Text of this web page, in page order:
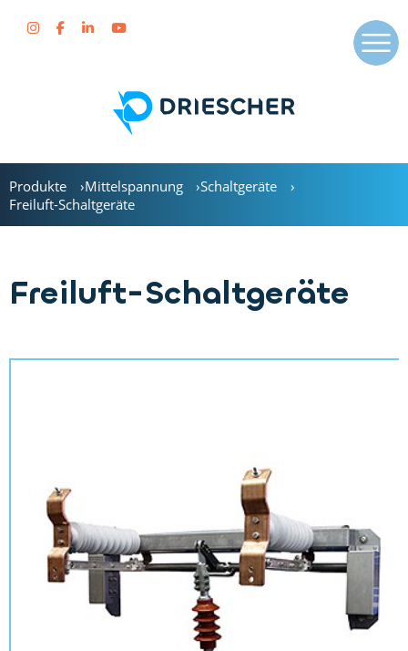
Produkte Mittelspannung
Schaltgeräte
Freiluft-Schaltgeräte
Freiluft-Schaltgeräte